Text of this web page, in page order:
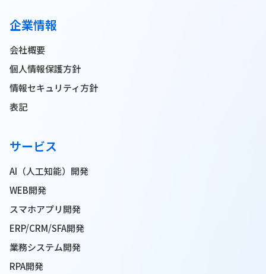
企業情報
会社概要
個人情報保護方針
情報セキュリティ方針
表記
サービス
AI（人工知能）開発
WEB開発
スマホアプリ開発
ERP/CRM/SFA開発
業務システム開発
RPA開発